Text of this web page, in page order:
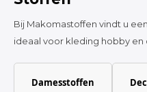
Bij Makomastoffen vindt u
ideaal voor kleding hobby
Damesstoffen